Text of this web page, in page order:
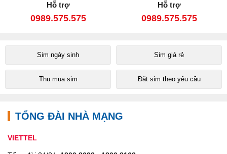
Hỗ trợ
0989.575.575
Hỗ trợ
0989.575.575
Sim ngày sinh Sim giá rẻ
Thu mua sim Đặt sim theo yêu cầu
TỔNG ĐÀI NHÀ MẠNG
VIETTEL